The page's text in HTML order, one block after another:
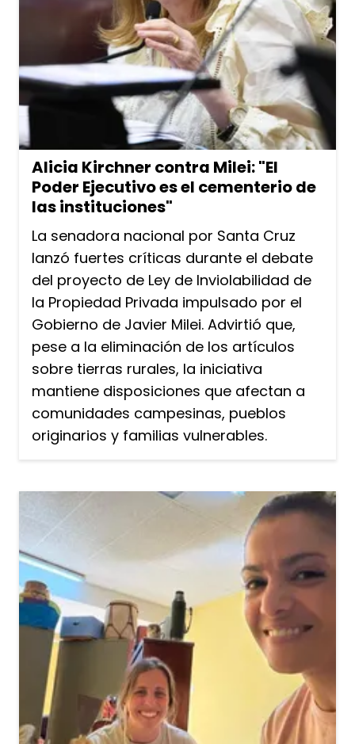
Alicia Kirchner contra Milei: "El
Poder Ejecutivo es el cementerio de
las instituciones"
La senadora nacional por Santa Cruz
lanzó fuertes críticas durante el debate
del proyecto de Ley de Inviolabilidad de
la Propiedad Privada impulsado por el
Gobierno de Javier Milei. Advirtió que,
pese a la eliminación de los artículos
sobre tierras rurales, la iniciativa
mantiene disposiciones que afectan a
comunidades campesinas, pueblos
originarios y familias vulnerables.